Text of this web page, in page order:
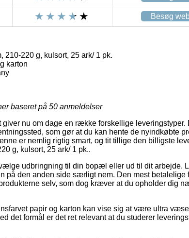
Besøg
210-220 g, kulsort, 25 ark/ 1 pk.
karton
baseret på 50 anmeldelser
giver nu om dage en række forskellige
som gør at du kan hente de nyindkøbte
er nemlig rigtig smart, og tit tillige den billigste
g, kulsort, 25 ark/ 1 pk..
udbringning til din bopæl eller ud til dit arbejde.
på den anden side særligt nem. Den mest betalelige
selv, som dog kræver at du opholder dig
papir og karton kan vise sig at være ultra
det formål er det ret relevant at du studerer